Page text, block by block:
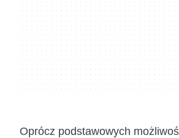
Oprócz podstawowych